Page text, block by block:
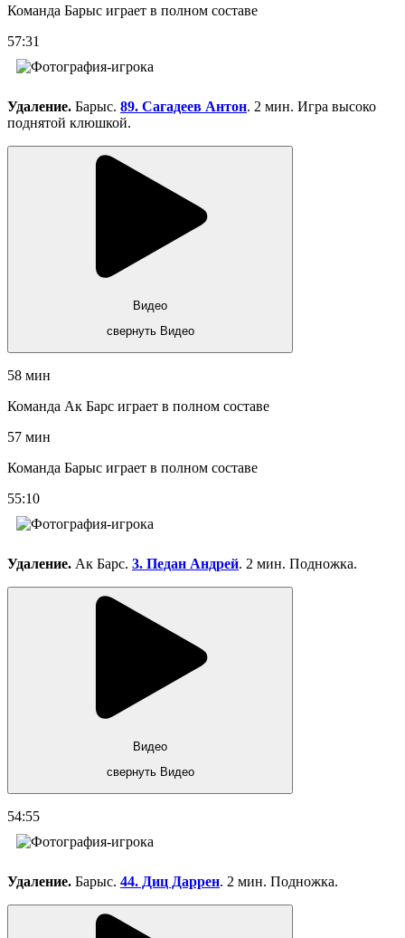
Команда Барыс играет в полном составе
57:31
Удаление. Барыс. 89. Сагадеев Антон. 2 мин. Игра высоко
поднятой клюшкой.
Видео
свернуть Видео
58 мин
Команда Ак Барс играет в полном составе
57 мин
Команда Барыс играет в полном составе
55:10
Удаление. Ак Барс. 3. Педан Андрей. 2 мин. Подножка.
Видео
свернуть Видео
54:55
Удаление. Барыс. 44. Диц Даррен. 2 мин. Подножка.